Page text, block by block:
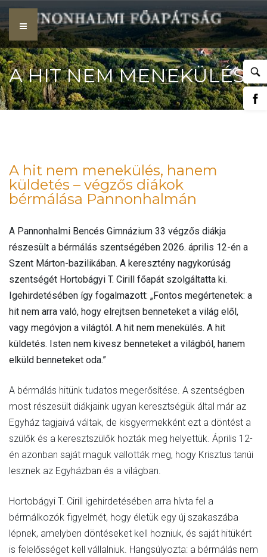
Skip
to
content
A HIT NEM MENEKÜLÉS,
VÉGZŐS DIÁKOK
BÉRMÁLÁSA
PANNONHALMÁN
A hit nem menekülés, hanem
küldetés – végzős diákok
bérmálása Pannonhalmán
A Pannonhalmi Bencés Gimnázium 33 végzős diákja
részesült a bérmálás szentségében 2026. április 12-én a
Szent Márton-bazilikában. A keresztény nagykorúság
szentségét Hortobágyi T. Cirill főapát szolgáltatta ki.
Igehirdetésében így fogalmazott: „Fontos megértenetek: a
hit nem arra való, hogy elrejtsen benneteket a világ elől,
vagy megóvjon a világtól. A hit nem menekülés. A hit
küldetés. Isten nem kivesz benneteket a világból, hanem
elküld benneteket oda.”
A bérmálás hitünk tudatos megerősítése. A szentségben
most részesült diákjaink ugyan keresztségük által már az
Egyház tagjaivá váltak, de kisgyermekként ezt a döntést a
szülők és a keresztszülők hozták meg helyettük. Április 12-
én azonban saját maguk vallották meg, hogy Krisztus tanúi
lesznek az Egyházban és a világban.
Hortobágyi T. Cirill igehirdetésében arra hívta fel a
bérmálkozók figyelmét, hogy életük egy új szakaszába
lépnek, amelyben döntéseket kell hozniuk, és saját hitükért
is felelősséget kell vállalniuk. Hangsúlyozta: a bérmálás nem